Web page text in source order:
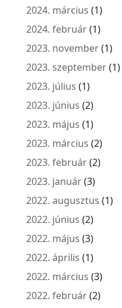
2024. március (1)
2024. február(1)
2023. november(1)
2023. szeptember(1)
2023. július (1)
2023. június (2)
2023. május (1)
2023. március (2)
2023. február(2)
2023. január(3)
2022. augusztus (1)
2022. június (2)
2022. május (3)
2022. április (1)
2022. március (3)
2022. február(2)